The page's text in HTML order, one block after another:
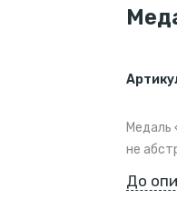
Медаль
не
До